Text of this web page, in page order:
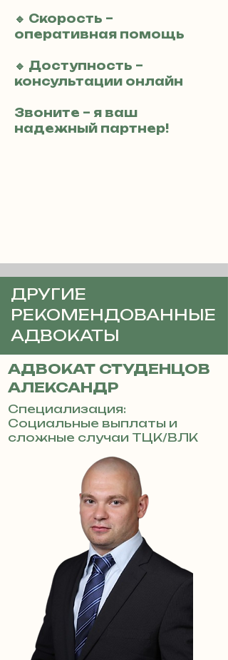
🔹 Скорость –
оперативная помощь
🔹 Доступность –
консультации онлайн
Звоните – я ваш
надежный партнер!
ДРУГИЕ
РЕКОМЕНДОВАННЫЕ
АДВОКАТЫ
АДВОКАТ СТУДЕНЦОВ
АЛЕКСАНДР
Специализация:
Социальные выплаты и
сложные случаи ТЦК/ВЛК